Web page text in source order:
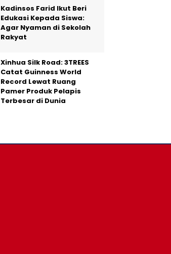
Kadinsos Farid Ikut Beri
Edukasi Kepada Siswa:
Agar Nyaman di Sekolah
Rakyat
Xinhua Silk Road: 3TREES
Catat Guinness World
Record Lewat Ruang
Pamer Produk Pelapis
Terbesar di Dunia